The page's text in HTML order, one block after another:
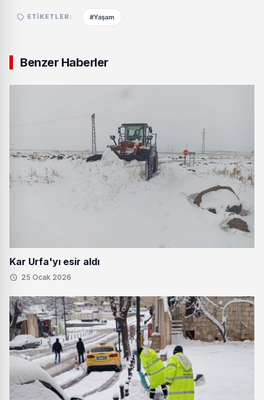
ETIKETLER: #Yaşam
Benzer Haberler
Kar Urfa'yı esir aldı
25 Ocak 2026